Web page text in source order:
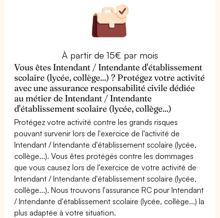
À partir de 15€ par mois
Vous êtes Intendant / Intendante d'établissement
scolaire (lycée, collège...) ? Protégez votre activité
avec une assurance responsabilité civile dédiée
au métier de Intendant / Intendante
d'établissement scolaire (lycée, collège...)
Protégez votre activité contre les grands risques
pouvant survenir lors de l'exercice de l'activité de
Intendant / Intendante d'établissement scolaire (lycée,
collège...). Vous êtes protégés contre les dommages
que vous causez lors de l'exercice de votre activité de
Intendant / Intendante d'établissement scolaire (lycée,
collège...). Nous trouvons l'assurance RC pour Intendant
/ Intendante d'établissement scolaire (lycée, collège...) la
plus adaptée à votre situation.